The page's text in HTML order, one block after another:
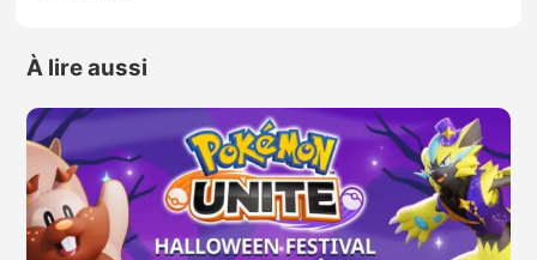
À lire aussi